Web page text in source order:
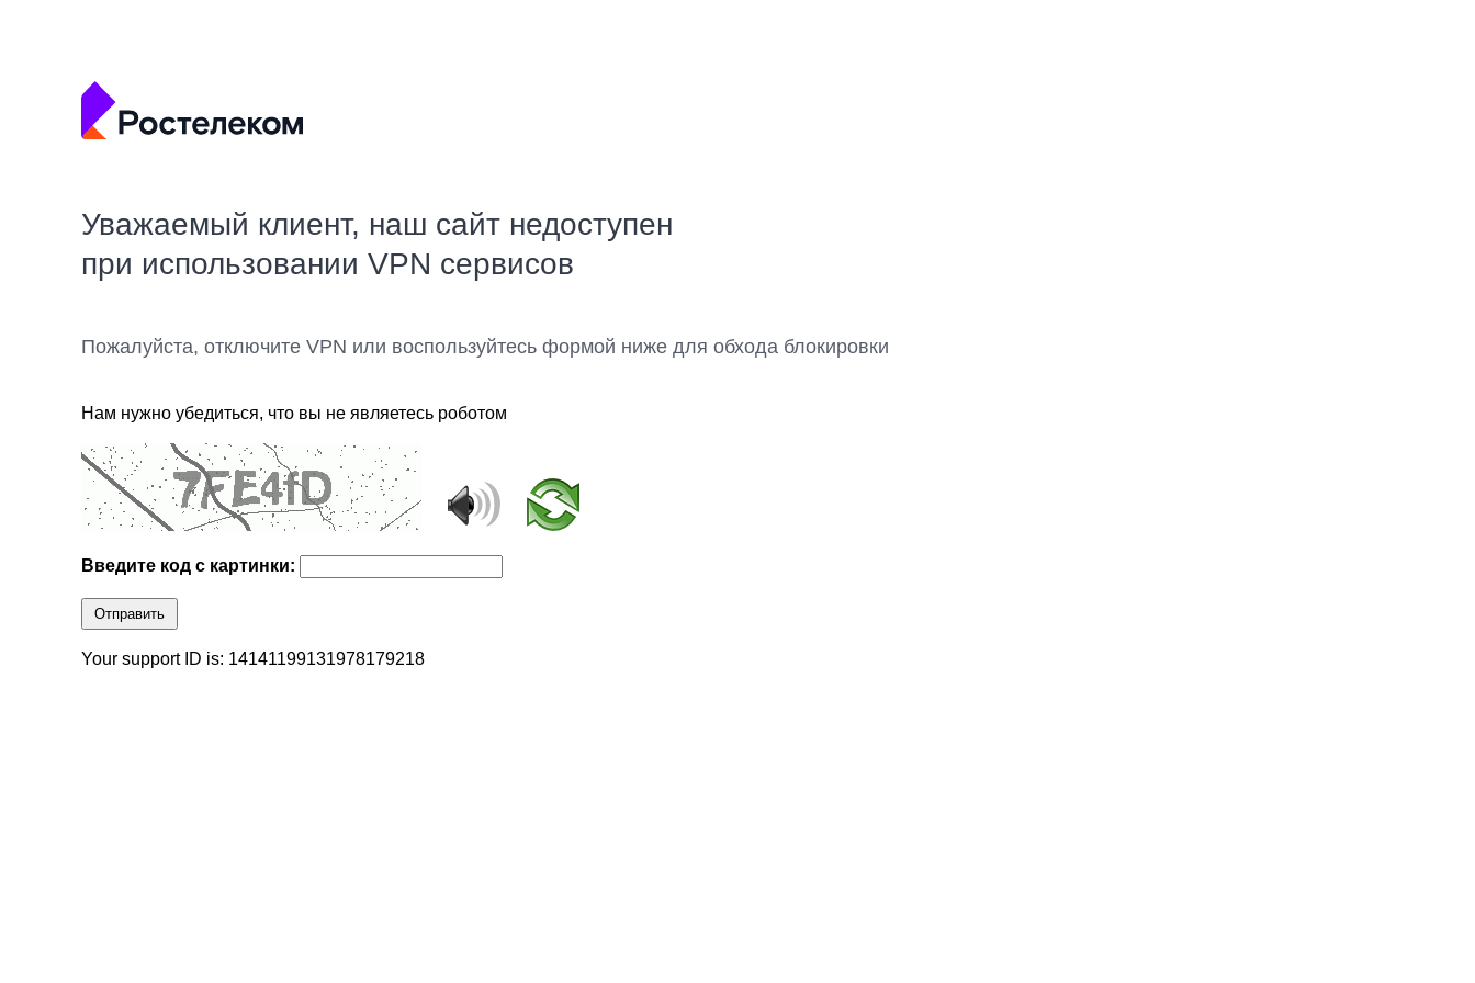
Уважаемый клиент, наш сайт недоступен
при использовании VPN сервисов
Пожалуйста, отключите VPN или воспользуйтесь формой ниже для обхода блокировки
Нам нужно убедиться, что вы не являетесь роботом
Введите код с картинки:
Отправить
Your support ID is: 14141199131978179218